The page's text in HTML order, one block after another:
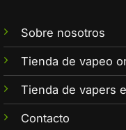
Sobre nosotros
Tienda de vapeo
Tienda de vapers
Contacto